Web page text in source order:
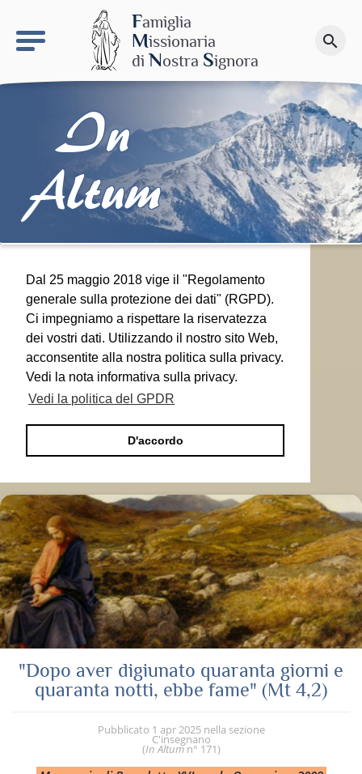
Famiglia
Missionaria
diNostra Signora
search
Fai una donazione
In
Altum
Dal 25 maggio 2018 vige il "Regolamento
generale sulla protezione dei dati" (RGPD).
Ci impegniamo a rispettare la riservatezza
dei vostri dati. Utilizzando il nostro sito Web,
acconsentite alla nostra politica sulla privacy.
Vedi la nota informativa sulla privacy.
Vedi la politica del GPDR
D'accordo
"Dopo aver digiunato quaranta giorni e
quaranta notti, ebbe fame" (Mt 4,2)
Pubblicato 1 apr 2025 nella sezione
C'insegnano
(In Altumn° 171)